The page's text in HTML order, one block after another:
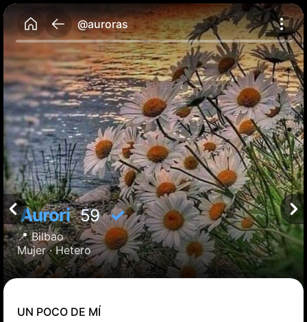
@auroras
Aurori59✓
📍Bilbao
Mujer ·Hetero
UN POCO DE MÍ